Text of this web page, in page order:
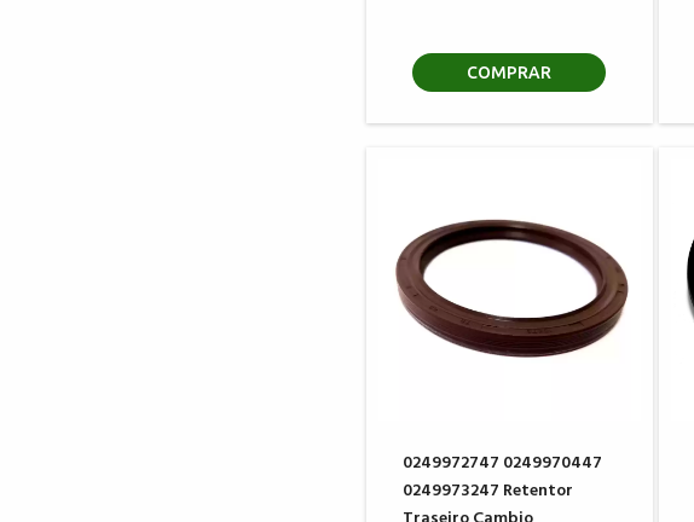
COMPRAR
0249972747 0249970447
0249973247 Retentor